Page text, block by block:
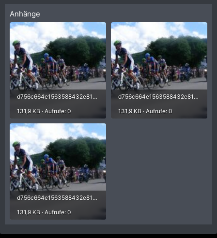
Anhänge
d756c664e1563588432e812da44cc613.jpg
131,9 KB · Aufrufe: 0
d756c664e1563588432e812da44cc613.jpg
131,9 KB · Aufrufe: 0
d756c664e1563588432e812da44cc613.jpg
131,9 KB · Aufrufe: 0